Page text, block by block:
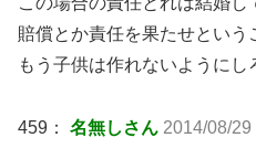
賠償とか責任を果たせという
もう子供は作れないようにし
459： 名無しさん 2014/08/29